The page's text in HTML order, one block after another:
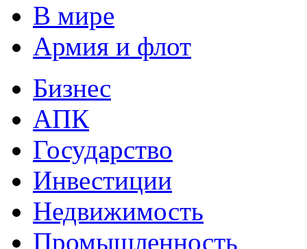
В мире
Армия и флот
Бизнес
АПК
Государство
Инвестиции
Недвижимость
Промышленность